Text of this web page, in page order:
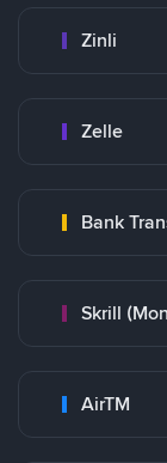
Zinli
Zelle
Bank
Skrill
AirTM